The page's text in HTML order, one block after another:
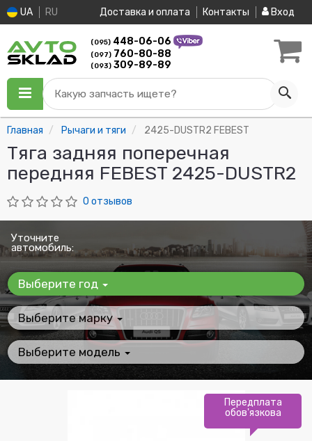
UA RU Доставка и оплата Контакты Вход
(095) 448-06-06
(097) 760-80-88
(093) 309-89-89
Какую запчасть ищете?
Главная Рычаги и тяги 2425-DUSTR2 FEBEST
Тяга задняя поперечная
передняя FEBEST 2425-DUSTR2
0 отзывов
Уточните
автомобиль:
Выберите год
Выберите марку
Выберите модель
Передплата
обов'язкова